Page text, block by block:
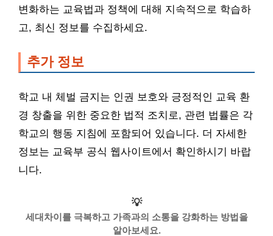
변화하는 교육법과 정책에 대해 지속적으로 학습하
고, 최신 정보를 수집하세요.
추가 정보
학교 내 체벌 금지는 인권 보호와 긍정적인 교육 환
경 창출을 위한 중요한 법적 조치로, 관련 법률은 각
학교의 행동 지침에 포함되어 있습니다. 더 자세한
정보는 교육부 공식 웹사이트에서 확인하시기 바랍
니다.
💡
세대차이를 극복하고 가족과의 소통을 강화하는 방법을
알아보세요.